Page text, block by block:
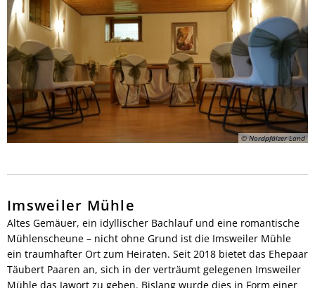
© Nordpfälzer Land
Imsweiler Mühle
Altes Gemäuer, ein idyllischer Bachlauf und eine romantische
Mühlenscheune – nicht ohne Grund ist die Imsweiler Mühle
ein traumhafter Ort zum Heiraten. Seit 2018 bietet das Ehepaar
Täubert Paaren an, sich in der verträumt gelegenen Imsweiler
Mühle das Jawort zu geben. Bislang wurde dies in Form einer